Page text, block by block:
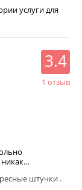
услуги для
3.4
1 отзыв
никак…
штучки .